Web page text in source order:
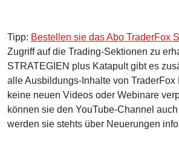
Tipp: Bestellen sie das Abo TraderFox
Zugriff auf die Trading-Sektionen zu
STRATEGIEN plus Katapult gibt es
alle Ausbildungs-Inhalte von TraderFox
keine neuen Videos oder Webinare
können sie den YouTube-Channel
werden sie stehts über Neuerungen